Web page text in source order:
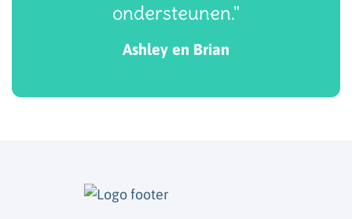
ondersteunen."
Ashley en Brian